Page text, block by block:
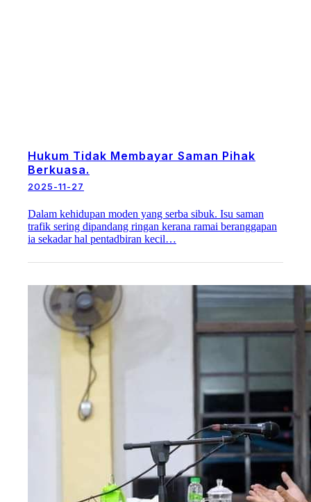
Hukum Tidak Membayar Saman Pihak
Berkuasa.
2025-11-27
Dalam kehidupan moden yang serba sibuk. Isu saman
trafik sering dipandang ringan kerana ramai beranggapan
ia sekadar hal pentadbiran kecil…